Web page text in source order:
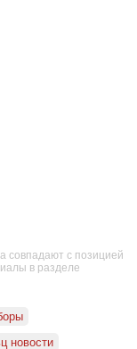
совпадают с позицией
в разделе
новости